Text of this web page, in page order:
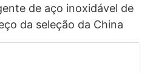
de aço inoxidável de
da seleção da China